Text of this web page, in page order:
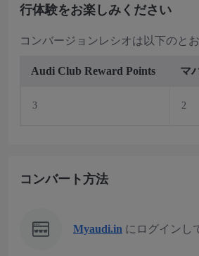
行体験をお楽しみください
コンバージョンレシオは以下のとお
Audi Club Reward Points マ
3 2
コンバート方法
Myaudi.in にログインし